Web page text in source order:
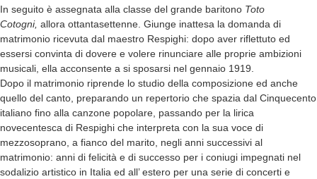
In seguito è assegnata alla classe del grande baritono Toto
Cotogni, allora ottantasettenne. Giunge inattesa la domanda di
matrimonio ricevuta dal maestro Respighi: dopo aver riflettuto ed
essersi convinta di dovere e volere rinunciare alle proprie ambizioni
musicali, ella acconsente a si sposarsi nel gennaio 1919.
Dopo il matrimonio riprende lo studio della composizione ed anche
quello del canto, preparando un repertorio che spazia dal Cinquecento
italiano fino alla canzone popolare, passando per la lirica
novecentesca di Respighi che interpreta con la sua voce di
mezzosoprano, a fianco del marito, negli anni successivi al
matrimonio: anni di felicità e di successo per i coniugi impegnati nel
sodalizio artistico in Italia ed all’ estero per una serie di concerti e